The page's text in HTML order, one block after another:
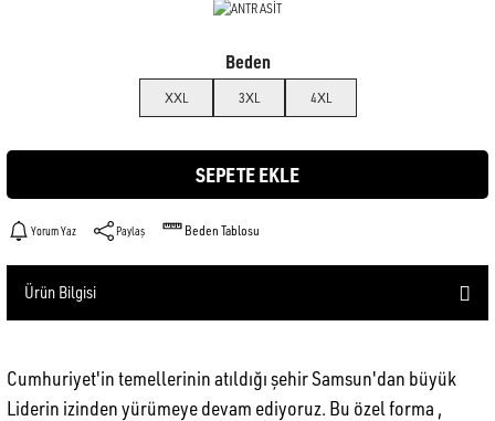
Beden
XXL 3XL 4XL
SEPETE EKLE
Yorum Yaz Paylaş Beden Tablosu
Ürün Bilgisi
Cumhuriyet'in temellerinin atıldığı şehir Samsun'dan büyük
Liderin izinden yürümeye devam ediyoruz. Bu özel forma ,